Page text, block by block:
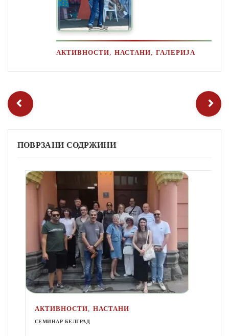
АКТИВНОСТИ ,НАСТАНИ ,ГАЛЕРИЈА
ПОВРЗАНИ СОДРЖИНИ
АКТИВНОСТИ,НАСТАНИ
СЕМИНАР БЕЛГРАД